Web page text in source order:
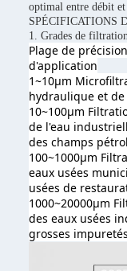
optimal entre débit
SPÉCIFICATIONS
1. Grades de
Plage de
d'application
1~10μm
hydraulique et
10~100μm
de l'eau
des champs
100~1000μm
eaux usées
usées de
1000~20000μm
des eaux usées
grosses